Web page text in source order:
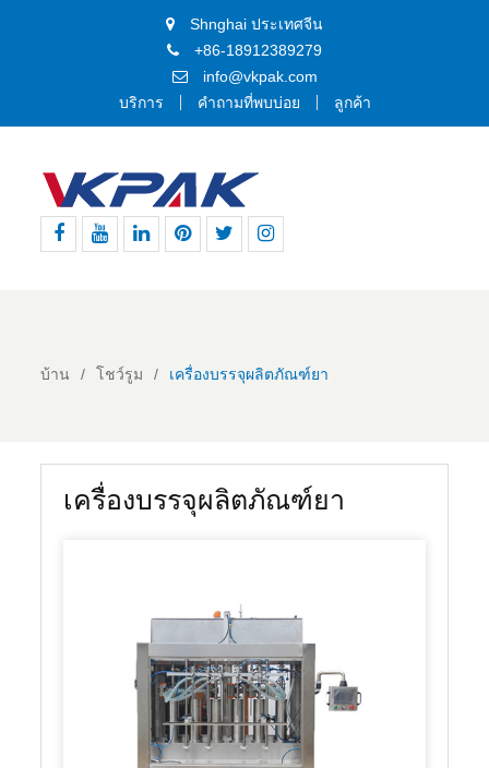
Shnghai ประเทศจีน
+86-18912389279
info@vkpak.com
บริการ
คำถามที่พบบ่อย ลูกค้า
บ้าน โชว์รูม เครื่องบรรจุผลิตภัณฑ์ยา
เครื่องบรรจุผลิตภัณฑ์ยา